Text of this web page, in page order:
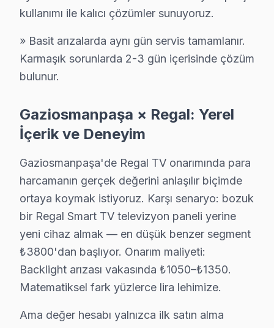
Gaziosmanpaşa Regal Servis: En Çok
✓ 15+ Yıl Deneyim
✓ Orijinal Yedek Parça
✓ Ücretsiz Arıza Tespiti
Gaziosmanpaşa ve Elektronik Tüketim Tarihi
Gaziosmanpaşa, İstanbul'un kuzeyinde konumlanan
Coğrafi olarak, ilçenin ulaşım ağının gelişmesi,
İlçedeki Regal televizyonların genel durumu, farklı
Sonuç olarak, Gaziosmanpaşa, tarihi ve coğrafi
kullanımı ile kalıcı çözümler sunuyoruz.
» Basit arızalarda aynı gün servis tamamlanır.
Karmaşık sorunlarda 2-3 gün içerisinde çözüm
bulunur.
Gaziosmanpaşa × Regal: Yerel
İçerik ve Deneyim
Gaziosmanpaşa'de Regal TV onarımında para
harcamanın gerçek değerini anlaşılır biçimde
ortaya koymak istiyoruz. Karşı senaryo: bozuk
bir Regal Smart TV televizyon paneli yerine
yeni cihaz almak — en düşük benzer segment
₺3800'dan başlıyor. Onarım maliyeti:
Backlight arızası vakasında ₺1050–₺1350.
Matematiksel fark yüzlerce lira lehimize.
Ama değer hesabı yalnızca ilk satın alma